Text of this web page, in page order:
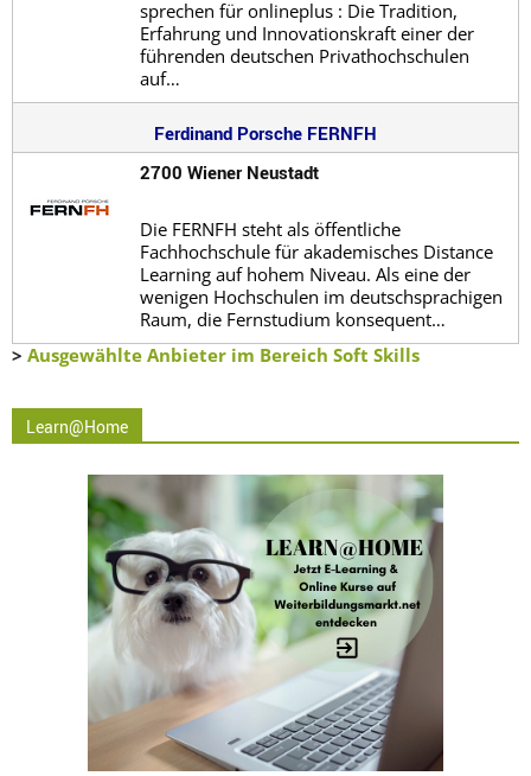
sprechen für onlineplus : Die Tradition,
Erfahrung und Innovationskraft einer der
führenden deutschen Privathochschulen
auf…
Ferdinand Porsche FERNFH
2700 Wiener Neustadt
Die FERNFH steht als öffentliche
Fachhochschule für akademisches Distance
Learning auf hohem Niveau. Als eine der
wenigen Hochschulen im deutschsprachigen
Raum, die Fernstudium konsequent…
> Ausgewählte Anbieter im Bereich Soft Skills
Learn@Home